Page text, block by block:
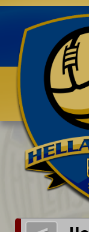
Benvenuti su